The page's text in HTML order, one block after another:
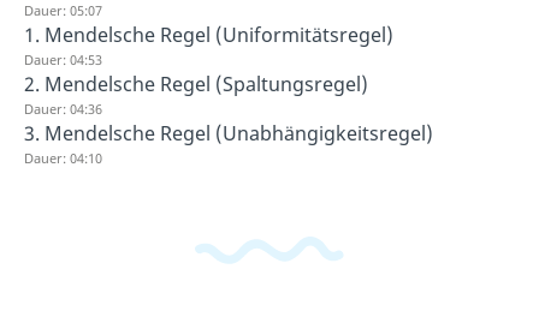
Dauer: 05:07
1. Mendelsche Regel (Uniformitätsregel)
Dauer: 04:53
2. Mendelsche Regel (Spaltungsregel)
Dauer: 04:36
3. Mendelsche Regel (Unabhängigkeitsregel)
Dauer: 04:10